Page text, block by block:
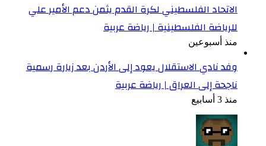
الاتحاد الفلسطيني لكرة القدم يثمن دعم الأمير علي
للرياضة الفلسطينية | رياضة عربية
منذ أسبوعين
وفد نادي الاستقلال يعود إلى الأردن بعد زيارة رسمية
ناجحة إلى العراق | رياضة عربية
منذ 3 أسابيع